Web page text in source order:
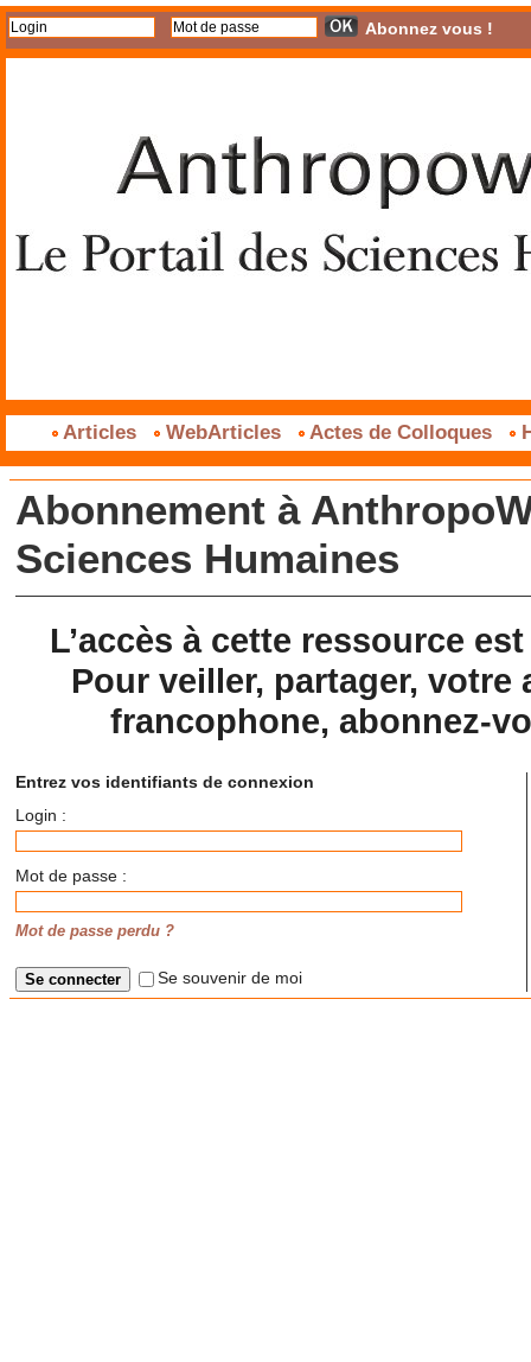
Abonnez vous !
Articles WebArticles Actes de Colloques
Abonnement à
Sciences Humaines
L’accès à cette ressource
Pour veiller, partager,
francophone, abonnez-
Entrez vos identifiants de connexion
Login :
Mot de passe :
Mot de passe perdu ?
Se souvenir de moi